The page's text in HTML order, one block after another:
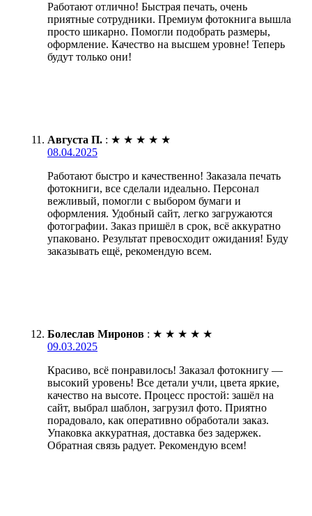
Работают отлично! Быстрая печать, очень
приятные сотрудники. Премиум фотокнига вышла
просто шикарно. Помогли подобрать размеры,
оформление. Качество на высшем уровне! Теперь
будут только они!
Августа П. : ★ ★ ★ ★ ★
08.04.2025
Работают быстро и качественно! Заказала печать
фотокниги, все сделали идеально. Персонал
вежливый, помогли с выбором бумаги и
оформления. Удобный сайт, легко загружаются
фотографии. Заказ пришёл в срок, всё аккуратно
упаковано. Результат превосходит ожидания! Буду
заказывать ещё, рекомендую всем.
Болеслав Миронов : ★ ★ ★ ★ ★
09.03.2025
Красиво, всё понравилось! Заказал фотокнигу —
высокий уровень! Все детали учли, цвета яркие,
качество на высоте. Процесс простой: зашёл на
сайт, выбрал шаблон, загрузил фото. Приятно
порадовало, как оперативно обработали заказ.
Упаковка аккуратная, доставка без задержек.
Обратная связь радует. Рекомендую всем!